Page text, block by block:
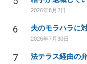
2026年8月2日
6 夫のモラハラに
2026年7月30日
7 法テラス経由の